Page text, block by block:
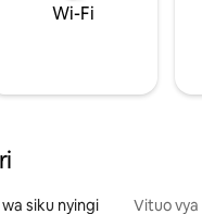
Wi-Fi
siku nyingi Vituo